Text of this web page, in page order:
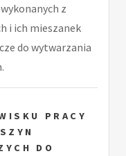
z
i ich mieszanek
do wytwarzania
PRACY
DO